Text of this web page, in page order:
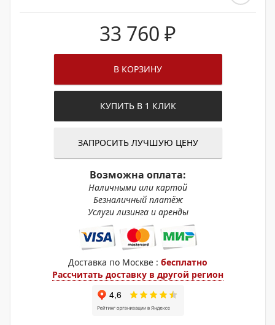
33 760 ₽
В КОРЗИНУ
КУПИТЬ В 1 КЛИК
ЗАПРОСИТЬ ЛУЧШУЮ ЦЕНУ
Возможна оплата:
Наличными или картой
Безналичный платёж
Услуги лизинга и аренды
Доставка по Москве : бесплатно
Рассчитать доставку в другой регион